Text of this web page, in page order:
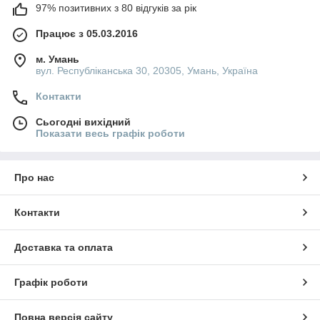
97% позитивних з 80 відгуків за рік
Працює з 05.03.2016
м. Умань
вул. Республіканська 30, 20305, Умань, Україна
Контакти
Сьогодні вихідний
Показати весь графік роботи
Про нас
Контакти
Доставка та оплата
Графік роботи
Повна версія сайту